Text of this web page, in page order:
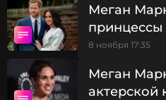
платье с высоким
Меган
нового
8 ноября 17:35
Меган
актерской